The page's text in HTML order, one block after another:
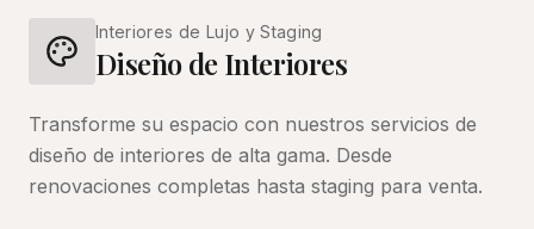
Interiores de Lujo y Staging
Diseño de Interiores
Transforme su espacio con nuestros servicios de
diseño de interiores de alta gama. Desde
renovaciones completas hasta staging para venta.